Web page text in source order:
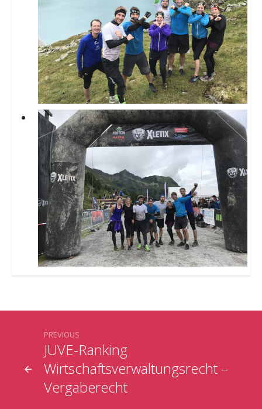
JUVE-Ranking
Wirtschaftsverwaltungsrecht –
Vergaberecht
PREVIOUS